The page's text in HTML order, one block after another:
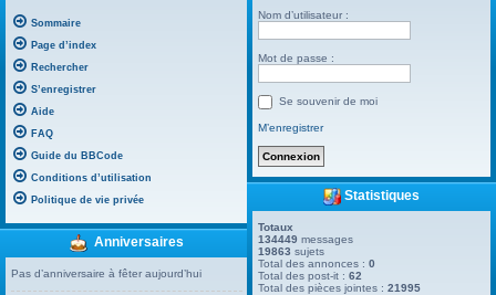
Sommaire
Page d’index
Rechercher
S’enregistrer
Aide
FAQ
Guide du BBCode
Conditions d’utilisation
Politique de vie privée
Anniversaires
Pas d’anniversaire à fêter aujourd’hui
Nom d’utilisateur :
Mot de passe :
Se souvenir de moi
M’enregistrer
Statistiques
Totaux
134449 messages
19863 sujets
Total des annonces :0
Total des post-it :62
Total des pièces jointes :21995